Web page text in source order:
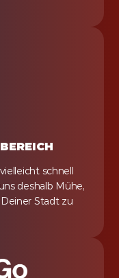
schnell
deshalb Mühe,
Stadt zu